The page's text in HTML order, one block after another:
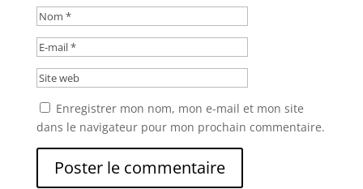
Enregistrer mon nom, mon e-mail et mon site
dans le navigateur pour mon prochain commentaire.